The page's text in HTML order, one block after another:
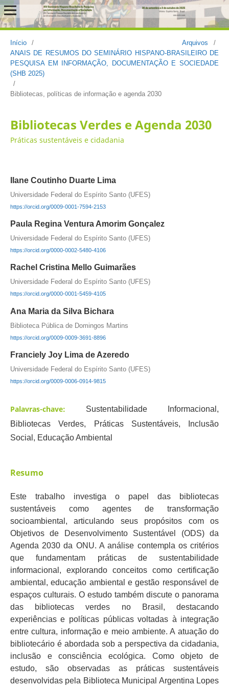
Início / Arquivos
/
ANAIS DE RESUMOS DO SEMINÁRIO HISPANO-BRASILEIRO DE
PESQUISA EM INFORMAÇÃO, DOCUMENTAÇÃO E SOCIEDADE
(SHB 2025)
/
Bibliotecas, políticas de informação e agenda 2030
Bibliotecas Verdes e Agenda 2030
Práticas sustentáveis e cidadania
Ilane Coutinho Duarte Lima
Universidade Federal do Espírito Santo (UFES)
https://orcid.org/0009-0001-7594-2153
Paula Regina Ventura Amorim Gonçalez
Universidade Federal do Espírito Santo (UFES)
https://orcid.org/0000-0002-5480-4106
Rachel Cristina Mello Guimarães
Universidade Federal do Espírito Santo (UFES)
https://orcid.org/0000-0001-5459-4105
Ana Maria da Silva Bichara
Biblioteca Pública de Domingos Martins
https://orcid.org/0009-0009-3691-8896
Franciely Joy Lima de Azeredo
Universidade Federal do Espírito Santo (UFES)
https://orcid.org/0009-0006-0914-9815
Palavras-chave:
Sustentabilidade Informacional,
Bibliotecas Verdes, Práticas Sustentáveis, Inclusão
Social, Educação Ambiental
Resumo
Este trabalho investiga o papel das bibliotecas
sustentáveis como agentes de transformação
socioambiental, articulando seus propósitos com os
Objetivos de Desenvolvimento Sustentável (ODS) da
Agenda 2030 da ONU. A análise contempla os critérios
que fundamentam práticas de sustentabilidade
informacional, explorando conceitos como certificação
ambiental, educação ambiental e gestão responsável de
espaços culturais. O estudo também discute o panorama
das bibliotecas verdes no Brasil, destacando
experiências e políticas públicas voltadas à integração
entre cultura, informação e meio ambiente. A atuação do
bibliotecário é abordada sob a perspectiva da cidadania,
inclusão e consciência ecológica. Como objeto de
estudo, são observadas as práticas sustentáveis
desenvolvidas pela Biblioteca Municipal Argentina Lopes